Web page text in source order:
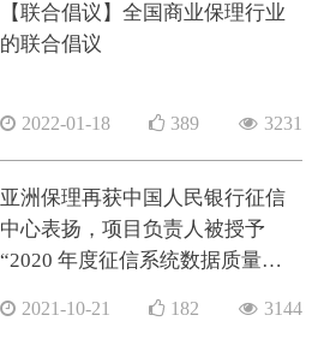
【联合倡议】全国商业保理行业
的联合倡议
2022-01-18 389 3231
亚洲保理再获中国人民银行征信
中心表扬，项目负责人被授予
“2020 年度征信系统数据质量工
2021-10-21 182 3144